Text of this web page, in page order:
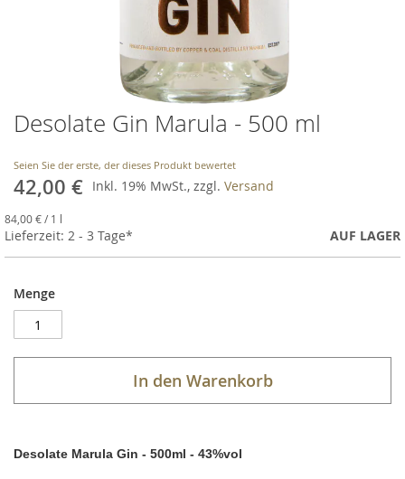
Skip
to
beginning
of
images
gallery
Desolate Gin Marula - 500 ml
Seien Sie der erste, der dieses Produkt bewertet
42,00 € Inkl. 19% MwSt., zzgl. Versand
84,00 €/ 1 l
AUF LAGER
Lieferzeit: 2 - 3 Tage*
Menge
In den Warenkorb
Desolate Marula Gin - 500ml - 43%vol